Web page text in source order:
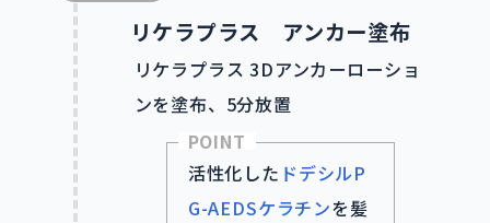
リケラプラス アンカー塗布
リケラプラス 3Dアンカーローショ
ンを塗布、5分放置
POINT
活性化した ドデシルP
G-AEDSケラチンを髪